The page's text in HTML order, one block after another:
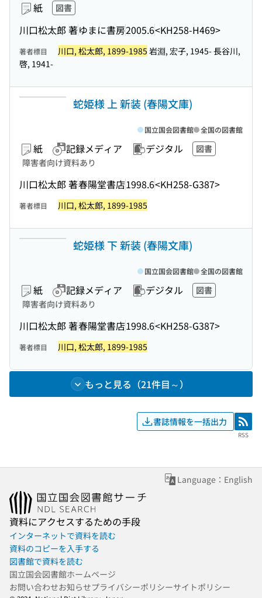
紙 図書
川口松太郎 著ゆまに書房2005.6<KH258-H469>
著者標目 川口, 松太郎, 1899-1985 岩淵, 宏子, 1945- 長谷川,
啓, 1941-
蛇姫様 上 新装 (春陽文庫)
紙 記録メディア デジタル
図書
障害者向け資料あり
川口松太郎 著春陽堂書店1998.6<KH258-G387>
国立国会図書館 全国の図書館
著者標目 川口, 松太郎, 1899-1985
蛇姫様 下 新装 (春陽文庫)
紙 記録メディア デジタル
図書
障害者向け資料あり
川口松太郎 著春陽堂書店1998.6<KH258-G387>
国立国会図書館 全国の図書館
著者標目 川口, 松太郎, 1899-1985
もっと見る（21件目～）
書誌情報を一括出力 RSS
RSS
Language：English
資料にアクセスするための手段
インターネットで資料を読む
資料のコピーを入手する
図書館で資料を読む
国立国会図書館ホームページ
お問い合わせお知らせプライバシーポリシーサイトポリシー